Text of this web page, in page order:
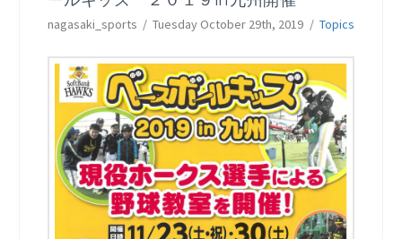
nagasaki_sports Tuesday October 29th, 2019 Topics